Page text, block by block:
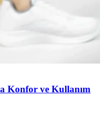
Konfor ve Kullanım